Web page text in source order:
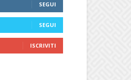
SEGUI
SEGUI
ISCRIVITI